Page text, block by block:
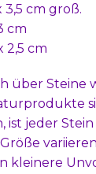
3,5 cm groß.
cm
2,5 cm
über Steine
ist jeder
kleinere